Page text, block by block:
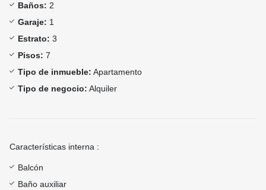
Baños: 2
Garaje: 1
Estrato: 3
Pisos: 7
Tipo de inmueble: Apartamento
Tipo de negocio: Alquiler
Características interna :
Balcón
Baño auxiliar